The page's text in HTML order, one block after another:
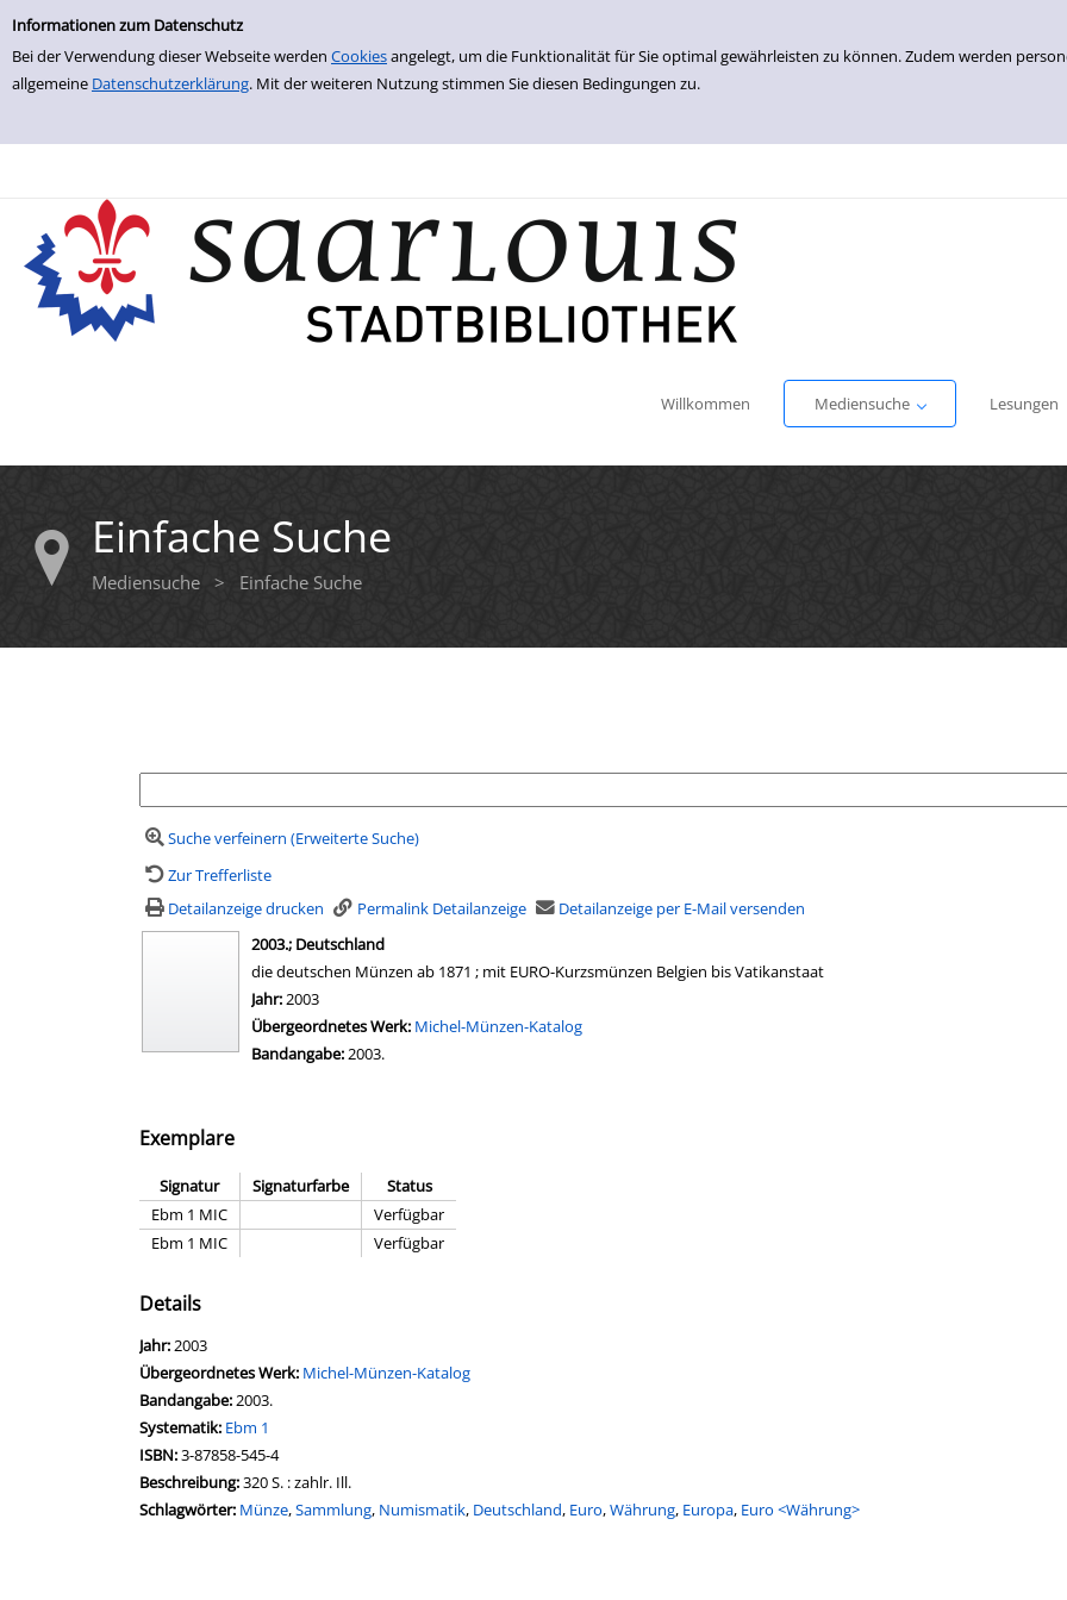
Einfache Suche
Informationen zum Datenschutz
Bei der Verwendung dieser Webseite werden Cookiesangelegt, um die Funktionalität für Sie optimal gewährleisten zu können. Zudem werden
allgemeine Datenschutzerklärung. Mit der weiteren Nutzung stimmen Sie diesen Bedingungen zu.
Zur Detailanzeige springen
Willkommen
Mediensuche
Lesungen
Einfache Suche
Mediensuche > Einfache Suche
Suche verfeinern (Erweiterte Suche)
Zur Trefferliste
Detailanzeige drucken
Permalink Detailanzeige Detailanzeige per E-Mail versenden
wird in neuem Tab geöffnet
2003.; Deutschland
die deutschen Münzen ab 1871 ; mit EURO-Kurzsmünzen Belgien bis Vatikanstaat
Suche nach diesem Verfasser
Jahr:2003
Übergeordnetes Werk: Michel-Münzen-Katalog
Bandangabe:2003.
Exemplare
Signatur Signaturfarbe
Status
Ebm 1 MIC
Verfügbar
Ebm 1 MIC
Verfügbar
Details
Suche nach diesem Verfasser
Jahr:2003
Übergeordnetes Werk: Michel-Münzen-Katalog
Bandangabe:2003.
opens in new tab
Diesen Link in neuem Tab öffnen
Systematik: Suche nach dieser Systematik
Ebm 1
Suche nach diesem Interessenskreis
ISBN:3-87858-545-4
Beschreibung:320 S. : zahlr. Ill.
Schlagwörter: Münze,Sammlung, Numismatik, Deutschland, Euro,Währung, Europa, Euro <Währung>